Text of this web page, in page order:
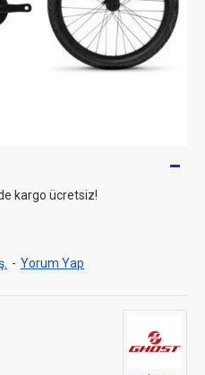
kargo ücretsiz!
- Yorum Yap